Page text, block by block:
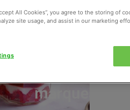
les
marques
All Cookies”, you agree to the storing of
site usage, and assist in our marketing